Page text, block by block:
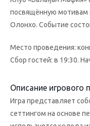
посвящённую мотивам
Олонхо. Событие
Место проведения:
Сбор гостей: в 19:30.
Описание игрового
Игра представляет
сеттингом на основе